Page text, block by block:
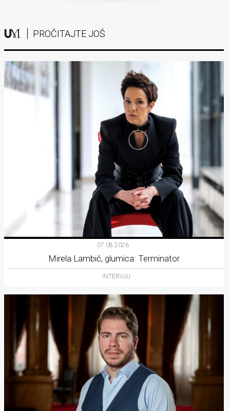
PROČITAJTE JOŠ
07.08.2026.
Mirela Lambić, glumica: Terminator
INTERVJU